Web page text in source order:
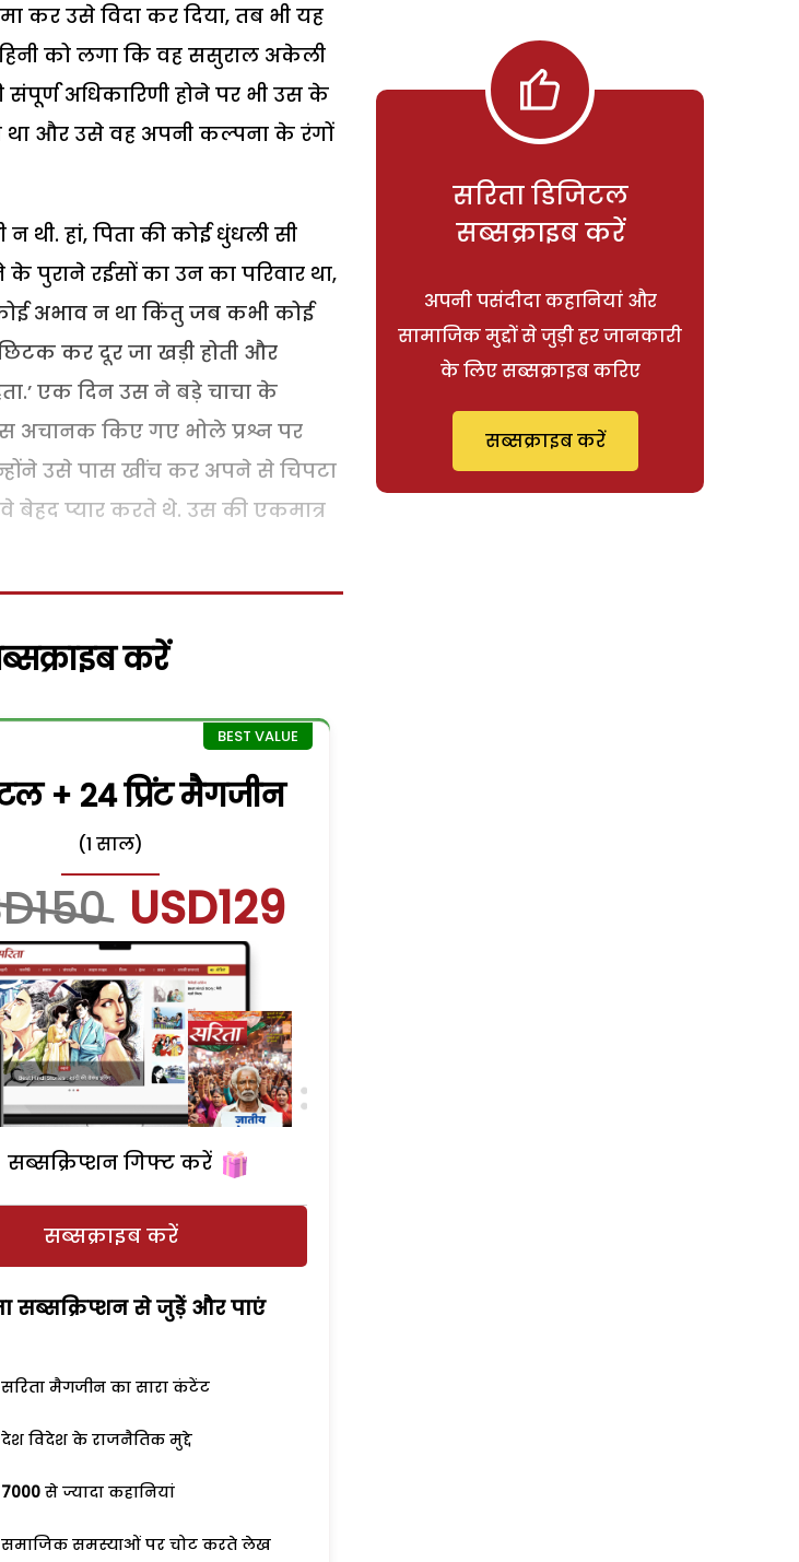
कर उसे विदा कर दिया, तब भी यह
को लगा कि वह ससुराल अकेली
अधिकारिणी होने पर भी उस के
था और उसे वह अपनी कल्पना के रंगों
थी. हां, पिता की कोई धुंधली सी
रईसों का उन का परिवार था,
अभाव न था किंतु जब कभी कोई
कर दूर जा खड़ी होती और
एक दिन उस ने बड़े चाचा के
अचानक किए गए भोले प्रश्न पर
उसे पास खींच कर अपने से चिपटा
प्यार करते थे. उस की एकमात्र
करें
+ 24 प्रिंट मैगजीन
(1 साल)
USD129
सब्सक्रिप्शन गिफ्ट करें
सब्सक्राइब करें
सब्सक्रिप्शन से जुड़ेें और पाएं
सरिता मैगजीन का सारा कंटेंट
देश विदेश के राजनैतिक मुद्दे
7000 से ज्यादा कहानियां
समाजिक समस्याओं पर चोट करते लेख
सरिता डिजिटल
सब्सक्राइब करें
अपनी पसंदीदा कहानियां और
सामाजिक मुद्दों से जुड़ी हर जानकारी
के लिए सब्सक्राइब करिए
सब्सक्राइब करें